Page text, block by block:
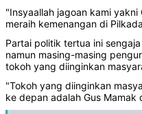
"Insyaallah jagoan kami
meraih kemenangan di
Partai politik tertua ini
namun masing-masing
tokoh yang diinginkan
"Tokoh yang diinginkan
ke depan adalah Gus Mamak